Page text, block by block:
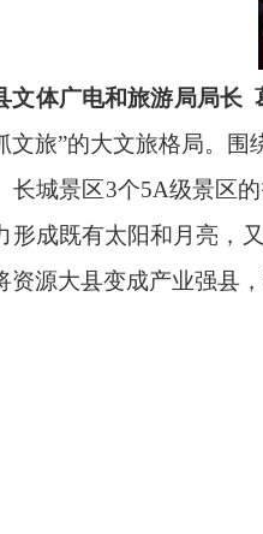
文体广电和旅游局局长
文旅”的大文旅格局。
长城景区3个5A级景区
形成既有太阳和月亮，
资源大县变成产业强县